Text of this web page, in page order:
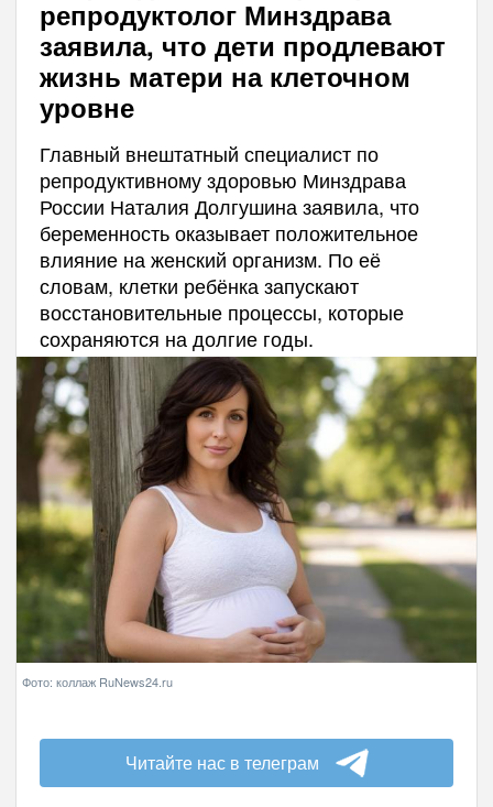
репродуктолог Минздрава
заявила, что дети продлевают
жизнь матери на клеточном
уровне
Главный внештатный специалист по
репродуктивному здоровью Минздрава
России Наталия Долгушина заявила, что
беременность оказывает положительное
влияние на женский организм. По её
словам, клетки ребёнка запускают
восстановительные процессы, которые
сохраняются на долгие годы.
Фото: коллаж RuNews24.ru
Читайте нас в телеграм